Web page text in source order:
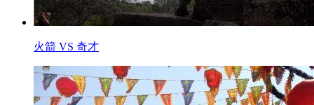
火箭 VS 奇才